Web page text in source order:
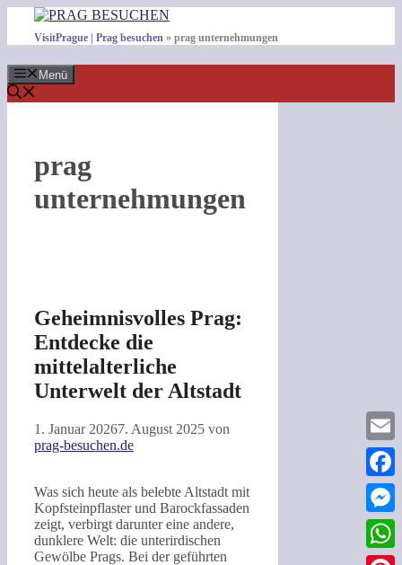
Inhalt
springen
VisitPrague | Prag besuchen » prag unternehmungen
Menü
prag
unternehmungen
Geheimnisvolles Prag:
Entdecke die
mittelalterliche
Unterwelt der Altstadt
1. Januar 20267. August 2025 von
prag-besuchen.de
Was sich heute als belebte Altstadt mit
Kopfsteinpflaster und Barockfassaden
zeigt, verbirgt darunter eine andere,
dunklere Welt: die unterirdischen
Gewölbe Prags. Bei der geführten
Email